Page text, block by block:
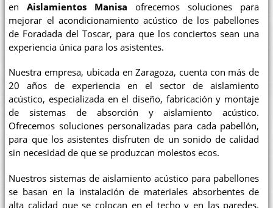
enAislamientos Manisa ofrecemos soluciones para
mejorar el acondicionamiento acústico de los pabellones
de Foradada del Toscar, para que los conciertos sean una
experiencia única para los asistentes.
Nuestra empresa, ubicada en Zaragoza, cuenta con más de
20 años de experiencia en el sector de aislamiento
acústico, especializada en el diseño, fabricación y montaje
de sistemas de absorción y aislamiento acústico.
Ofrecemos soluciones personalizadas para cada pabellón,
para que los asistentes disfruten de un sonido de calidad
sin necesidad de que se produzcan molestos ecos.
Nuestros sistemas de aislamiento acústico para pabellones
se basan en la instalación de materiales absorbentes de
alta calidad que se colocan en el techo y en las paredes.